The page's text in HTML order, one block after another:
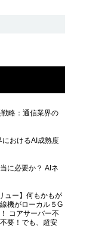
略：通信業界の
におけるAI成熟度
に必要か？ AIネ
ュー】何もかもが
機がローカル５G
コアサーバー不
要！でも、超安